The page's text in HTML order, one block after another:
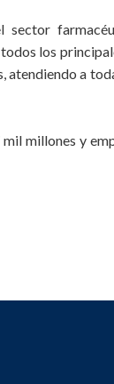
sector
los
a
millones y